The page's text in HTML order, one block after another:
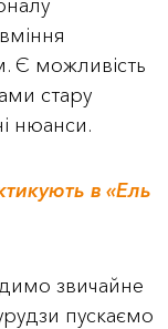
Є можливість
стару
нюанси.
в «Ель
звичайне
пускаємо